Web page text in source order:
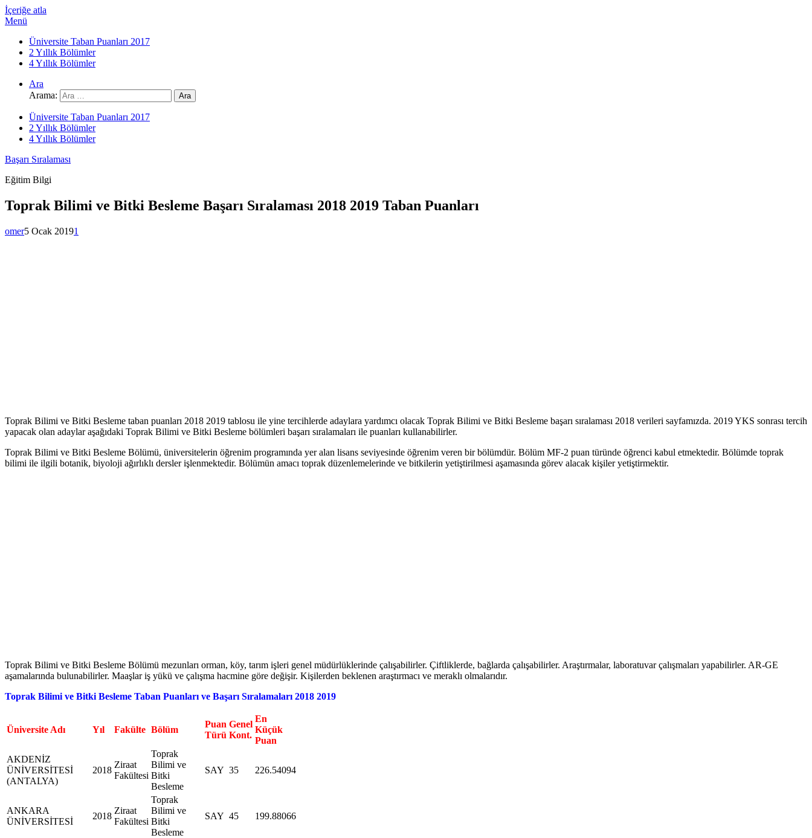
İçeriğe atla
Menü
Üniversite Taban Puanları 2017
2 Yıllık Bölümler
4 Yıllık Bölümler
Ara
Arama:
Üniversite Taban Puanları 2017
2 Yıllık Bölümler
4 Yıllık Bölümler
Başarı Sıralaması
Eğitim Bilgi
Toprak Bilimi ve Bitki Besleme Başarı Sıralaması 2018 2019 Taban Puanları
omer5 Ocak 20191
Toprak Bilimi ve Bitki Besleme taban puanları 2018 2019 tablosu ile yine tercihlerde adaylara yardımcı olacak Toprak Bilimi ve Bitki Besleme başarı sıralaması 2018 verileri sayfamızda. 2019 YKS sonrası tercih
yapacak olan adaylar aşağıdaki Toprak Bilimi ve Bitki Besleme bölümleri başarı sıralamaları ile puanları kullanabilirler.
Toprak Bilimi ve Bitki Besleme Bölümü, üniversitelerin öğrenim programında yer alan lisans seviyesinde öğrenim veren bir bölümdür. Bölüm MF-2 puan türünde öğrenci kabul etmektedir. Bölümde toprak
bilimi ile ilgili botanik, biyoloji ağırlıklı dersler işlenmektedir. Bölümün amacı toprak düzenlemelerinde ve bitkilerin yetiştirilmesi aşamasında görev alacak kişiler yetiştirmektir.
Toprak Bilimi ve Bitki Besleme Bölümü mezunları orman, köy, tarım işleri genel müdürlüklerinde çalışabilirler. Çiftliklerde, bağlarda çalışabilirler. Araştırmalar, laboratuvar çalışmaları yapabilirler. AR-GE
aşamalarında bulunabilirler. Maaşlar iş yükü ve çalışma hacmine göre değişir. Kişilerden beklenen araştırmacı ve meraklı olmalarıdır.
Toprak Bilimi ve Bitki Besleme Taban Puanları ve Başarı Sıralamaları 2018 2019
Üniversite Adı Yıl Fakülte Bölüm
Puan
Türü
Genel
Kont.
En
Küçük
Puan
AKDENİZ
ÜNİVERSİTESİ
(ANTALYA)
2018
Ziraat
Fakültesi
Toprak
Bilimi ve
Bitki
Besleme
SAY 35 226.54094
ANKARA
ÜNİVERSİTESİ
2018
Ziraat
Fakültesi
Toprak
Bilimi ve
Bitki
Besleme
SAY 45 199.88066